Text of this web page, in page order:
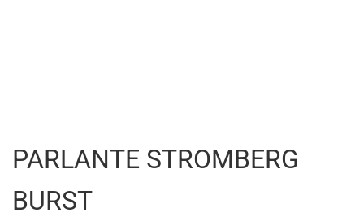
PARLANTE STROMBERG
BURST